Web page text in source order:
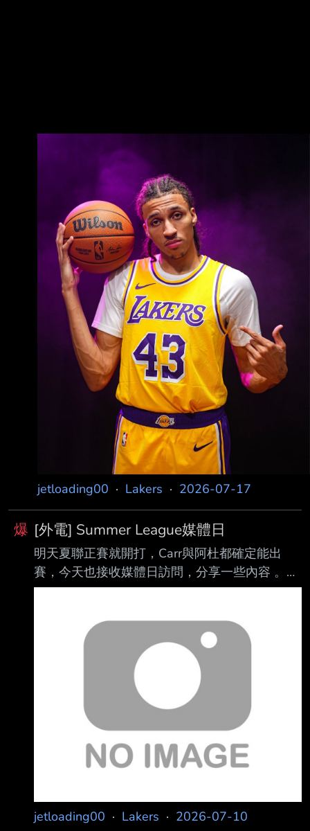
jetloading00 · Lakers · 2026-07-17
爆 [外電] Summer League媒體日
明天夏聯正賽就開打，Carr與阿杜都確定能出
賽，今天也接收媒體日訪問，分享一些內容 。
Adou： 「因為傷勢，我的菜鳥球季沒有得到一
到 現在都還在學習、試圖理解的狀態。」 「接
下來要理解的是如何慢下來，運用我的體能，怎
麼利用這些優勢，這就是我目前在努 力學習的地
方。」 Carr： 「我希望在防守端變得更好，變得
更穩定，證明當希望去防守對方最強的球員時我
不會失 誤，證明球隊需要我時我能挺身而出。」
Manon： 「關於Carr，我認為我們都還沒有完全
看他展現所有的
jetloading00 · Lakers · 2026-07-10